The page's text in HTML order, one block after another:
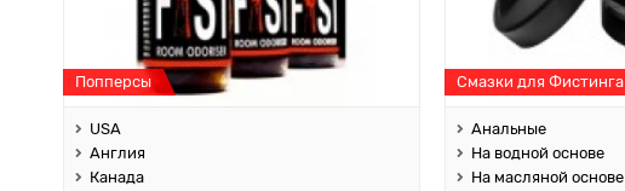
Попперсы
USA
Англия
Канада
Смазки для Фистинга
Анальные
На водной основе
На масляной основе